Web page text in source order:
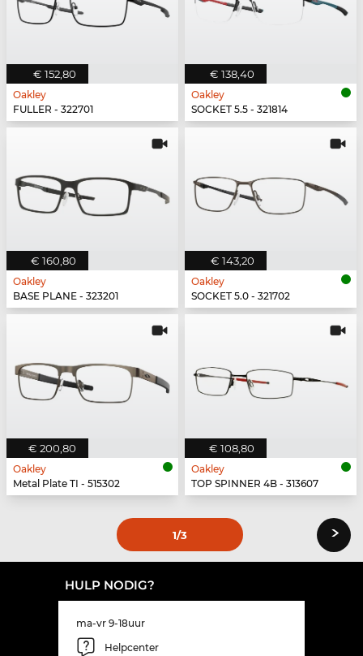
€ 152,80
Oakley
FULLER - 322701
€ 138,40
Oakley
SOCKET 5.5 - 321814
€ 160,80
Oakley
BASE PLANE - 323201
€ 143,20
Oakley
SOCKET 5.0 - 321702
€ 200,80
Oakley
Metal Plate TI - 515302
€ 108,80
Oakley
TOP SPINNER 4B - 313607
1/3 ›
HULP NODIG?
ma-vr 9-18uur
Helpcenter